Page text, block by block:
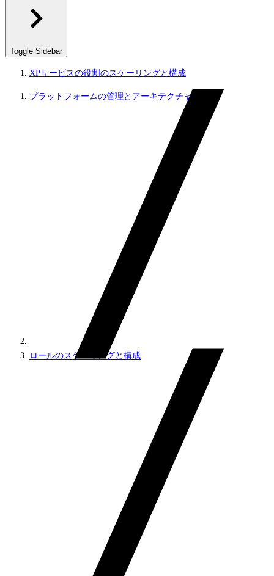
Toggle Sidebar
XPサービスの役割のスケーリングと構成
プラットフォームの管理とアーキテクチャ
ロールのスケーリングと構成